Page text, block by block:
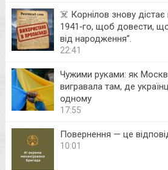
☠️ Корнілов знову дістає
1941‑го, щоб довести,
від народження”.
22:41
Чужими руками: як
вигравала там, де
одному
17:55
Повернення — це
10:01